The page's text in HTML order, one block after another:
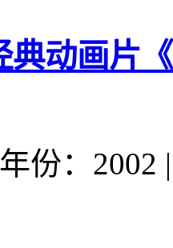
典动画片
年份：2002 |